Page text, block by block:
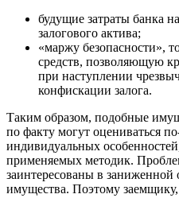
будущие затраты банка
залогового актива;
«маржу безопасности»,
средств, позволяющую
при наступлении
конфискации залога.
Таким образом, подобные
по факту могут оцениваться
индивидуальных
применяемых методик.
заинтересованы в заниженной
имущества. Поэтому